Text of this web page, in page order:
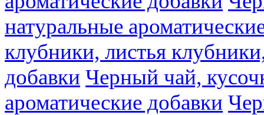
натуральные
клубники, листья
добавки Черный чай,
ароматические добавки